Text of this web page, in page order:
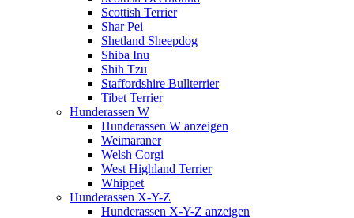
Scottish Terrier
Shar Pei
Shetland Sheepdog
Shiba Inu
Shih Tzu
Staffordshire Bullterrier
Tibet Terrier
Hunderassen W
Hunderassen W anzeigen
Weimaraner
Welsh Corgi
West Highland Terrier
Whippet
Hunderassen X-Y-Z
Hunderassen X-Y-Z anzeigen